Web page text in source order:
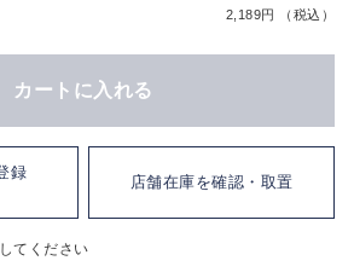
2,189円 （税込）
カートに入れる
録
店舗在庫を確認・取置
てください